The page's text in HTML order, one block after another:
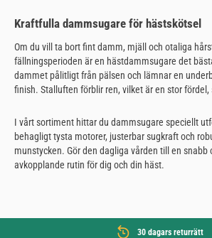
Kraftfulla dammsugare för hästskötsel
Om du vill ta bort fint damm, mjäll och otaliga
fällningsperioden är en hästdammsugare det
dammet pålitligt från pälsen och lämnar en
finish. Stalluften förblir ren, vilket är en stor fördel,
I vårt sortiment hittar du dammsugare speciellt
behagligt tysta motorer, justerbar sugkraft och
munstycken. Gör den dagliga vården till en snabb
avkopplande rutin för dig och din häst.
30 dagars returrätt